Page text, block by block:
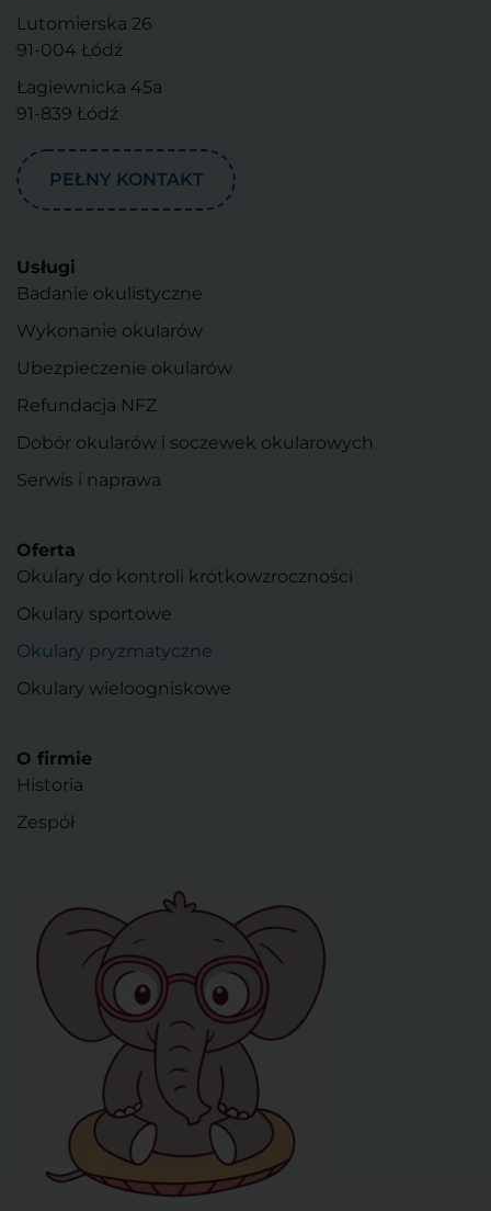
Lutomierska 26
91-004 Łódź
Łagiewnicka 45a
91-839 Łódź
PEŁNY KONTAKT
Usługi
Badanie okulistyczne
Wykonanie okularów
Ubezpieczenie okularów
Refundacja NFZ
Dobór okularów i soczewek okularowych
Serwis i naprawa
Oferta
Okulary do kontroli krótkowzroczności
Okulary sportowe
Okulary pryzmatyczne
Okulary wieloogniskowe
O firmie
Historia
Zespół